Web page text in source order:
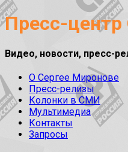
Пресс-
Видео, новости, пресс-
О Сергее Миронове
Пресс-релизы
Колонки в СМИ
Мультимедиа
Контакты
Запросы